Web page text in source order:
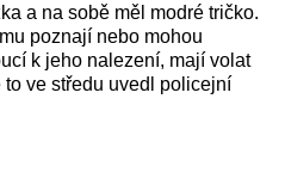
a na sobě měl modré tričko.
poznají nebo mohou
k jeho nalezení, mají volat
to ve středu uvedl policejní